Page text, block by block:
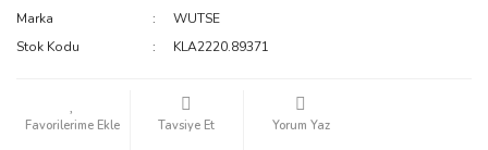
Marka
WUTSE
Stok Kodu
KLA2220.89371
Tavsiye Et Yorum Yaz